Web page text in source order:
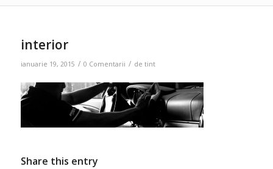
interior
ianuarie 19, 2015 / 0 Comentarii / de tint
Share this entry